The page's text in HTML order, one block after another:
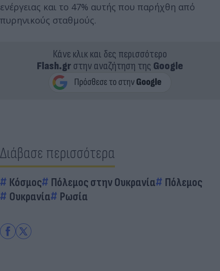
ενέργειας και το 47% αυτής που παρήχθη από
πυρηνικούς σταθμούς.
Κάνε κλικ και δες περισσότερο
Flash.grστην αναζήτηση της Google
Διάβασε περισσότερα
Κόσμος Πόλεμος στην Ουκρανία
Πόλεμος
Ουκρανία
Ρωσία